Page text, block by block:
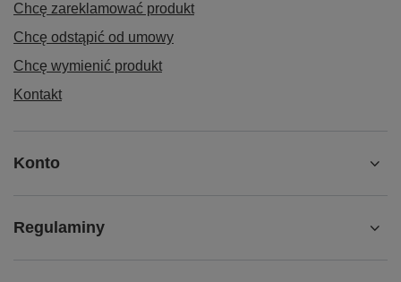
Chcę zareklamować produkt
Chcę odstąpić od umowy
Chcę wymienić produkt
Kontakt
Konto
Regulaminy